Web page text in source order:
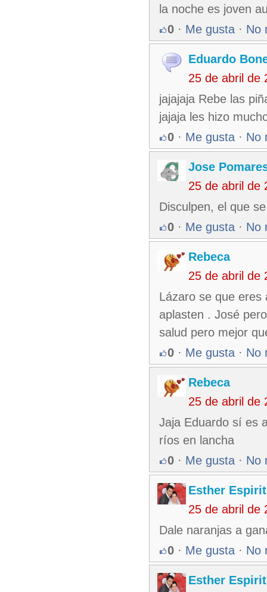
la noche es joven
0 · Me gusta · No
Eduardo
25 de abril de
jajajaja Rebe las
jajaja les hizo
0 · Me gusta · No
Jose
25 de abril de
Disculpen, el que
0 · Me gusta · No
Rebeca
25 de abril de
Lázaro se que eres
aplasten . José
salud pero mejor
0 · Me gusta · No
Rebeca
25 de abril de
Jaja Eduardo sí es
ríos en lancha
0 · Me gusta · No
Esther
25 de abril de
Dale naranjas a
0 · Me gusta · No
Esther